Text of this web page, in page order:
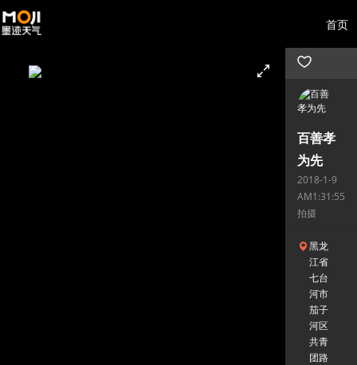
首页
百善孝
为先
2018-1-9
AM1:31:55
拍摄
黑龙
江省
七台
河市
茄子
河区
共青
团路